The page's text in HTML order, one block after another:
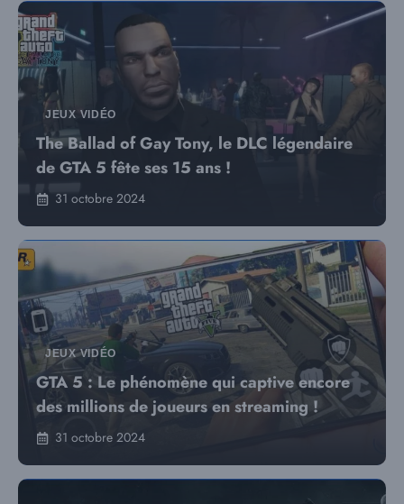
JEUX VIDÉO
The Ballad of Gay Tony, le DLC légendaire
de GTA 5 fête ses 15 ans !
31 octobre 2024
JEUX VIDÉO
GTA 5 : Le phénomène qui captive encore
des millions de joueurs en streaming !
31 octobre 2024